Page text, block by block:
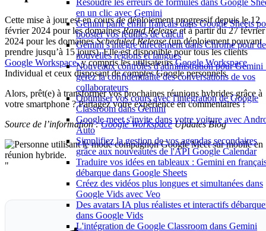
Résoudre les erreurs de formules dans Google
en un clic avec Gemini
Gemini parle enfin français dans Google Sheets
booster vos feuilles de calcul
Gemini s'intègre directement dans Chrome pour de
nouvelles régions et langues
Nouveaux contrôles d'administration pour Gemini
gérez la confidentialité des conversations de vos
collaborateurs
Optimiser vos cours avec l'intégration de Google
Classroom dans Gemini
Google meet s'invite dans votre voiture avec
Auto
Simplifiez la gestion de vos agendas secondaires
grâce aux nouveautés de l'API Google Calendar
Traduire vos idées en tableaux : Gemini en
débarque dans Google Sheets
Créez des vidéos plus longues et simultanées dans
Google Vids avec Veo
Des avatars IA plus réalistes et interactifs
dans Google Vids
L'intégration de Google Classroom dans Gemini
Cette mise à jour est en cours de déploiement progressif depuis le 12
février 2024 pour les domainesRapid Releaseet à partir du 27 février
2024 pour les domainesScheduled Release(un déploiement pouvant
prendre jusqu’à 15 jours). Elle est disponible pour tous les clients
Google Workspace, y compris les utilisateursGoogle Workspace
Individual et ceux disposant de comptes Google personnels.
Alors, prêt(e) à transformer vos prochaines réunions hybrides grâce à
votre smartphone ? Partagez votre expérience en commentaires !
Source de l’information :Google WorkspaceUpdates Blog
"